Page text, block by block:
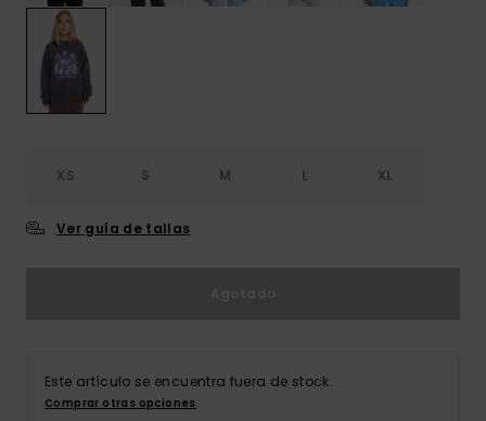
XS S M L XL
Ver guía de tallas
Este artículo se encuentra fuera de stock.
Comprar otras opciones